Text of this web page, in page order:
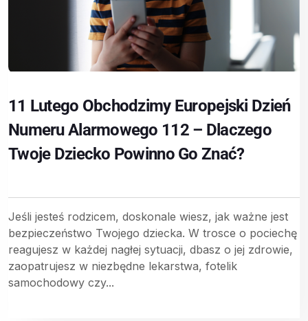
11 Lutego Obchodzimy Europejski Dzień
Numeru Alarmowego 112 – Dlaczego
Twoje Dziecko Powinno Go Znać?
Jeśli jesteś rodzicem, doskonale wiesz, jak ważne jest
bezpieczeństwo Twojego dziecka. W trosce o pociechę
reagujesz w każdej nagłej sytuacji, dbasz o jej zdrowie,
zaopatrujesz w niezbędne lekarstwa, fotelik
samochodowy czy...